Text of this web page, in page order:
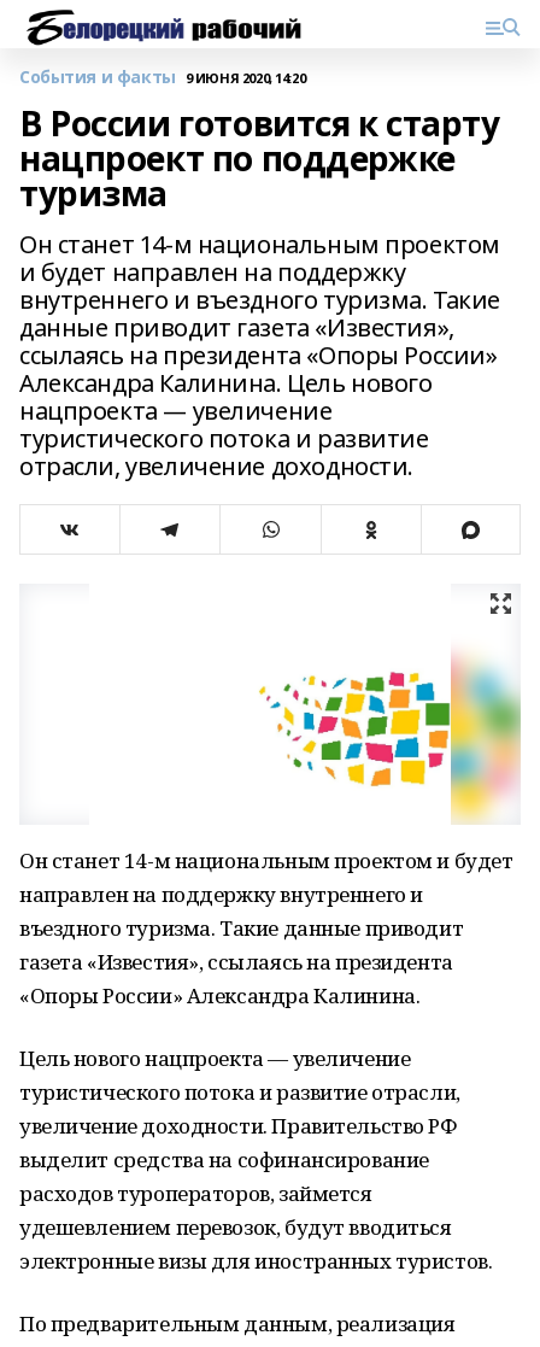
События и факты 9 ИЮНЯ 2020, 14:20
В России готовится к старту
нацпроект по поддержке
туризма
Он станет 14-м национальным проектом
и будет направлен на поддержку
внутреннего и въездного туризма. Такие
данные приводит газета «Известия»,
ссылаясь на президента «Опоры России»
Александра Калинина. Цель нового
нацпроекта — увеличение
туристического потока и развитие
отрасли, увеличение доходности.
Он станет 14-м национальным проектом и будет
направлен на поддержку внутреннего и
въездного туризма. Такие данные приводит
газета «Известия», ссылаясь на президента
«Опоры России» Александра Калинина.
Цель нового нацпроекта — увеличение
туристического потока и развитие отрасли,
увеличение доходности. Правительство РФ
выделит средства на софинансирование
расходов туроператоров, займется
удешевлением перевозок, будут вводиться
электронные визы для иностранных туристов.
По предварительным данным, реализация